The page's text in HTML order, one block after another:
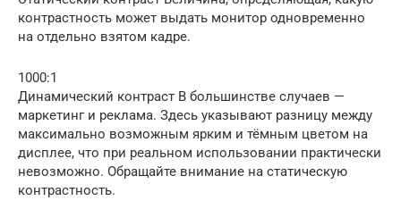
контрастность может выдать монитор одновременно
на отдельно взятом кадре.
1000:1
Динамический контраст В большинстве случаев —
маркетинг и реклама. Здесь указывают разницу между
максимально возможным ярким и тёмным цветом на
дисплее, что при реальном использовании практически
невозможно. Обращайте внимание на статическую
контрастность.